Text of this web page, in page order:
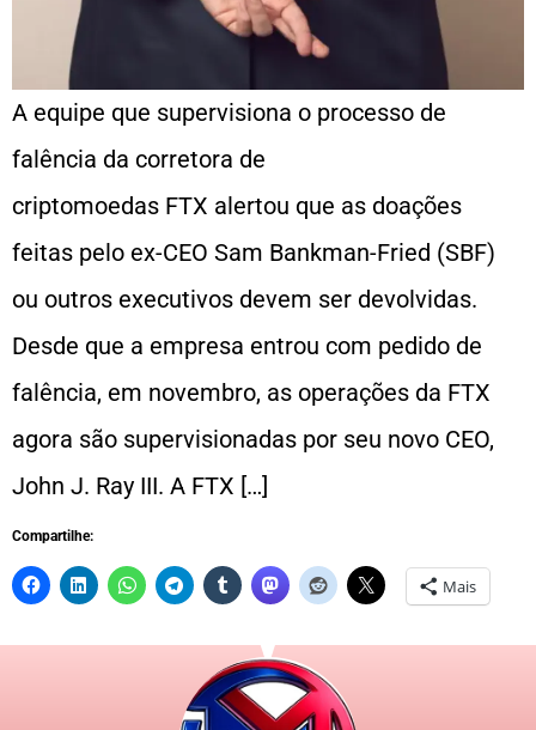
A equipe que supervisiona o processo de
falência da corretora de
criptomoedas FTX alertou que as doações
feitas pelo ex-CEO Sam Bankman-Fried (SBF)
ou outros executivos devem ser devolvidas.
Desde que a empresa entrou com pedido de
falência, em novembro, as operações da FTX
agora são supervisionadas por seu novo CEO,
John J. Ray III. A FTX […]
Compartilhe:
Mais